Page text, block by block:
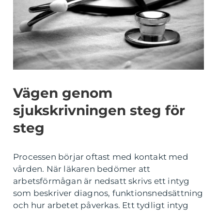
Vägen genom
sjukskrivningen steg för
steg
Processen börjar oftast med kontakt med
vården. När läkaren bedömer att
arbetsförmågan är nedsatt skrivs ett intyg
som beskriver diagnos, funktionsnedsättning
och hur arbetet påverkas. Ett tydligt intyg